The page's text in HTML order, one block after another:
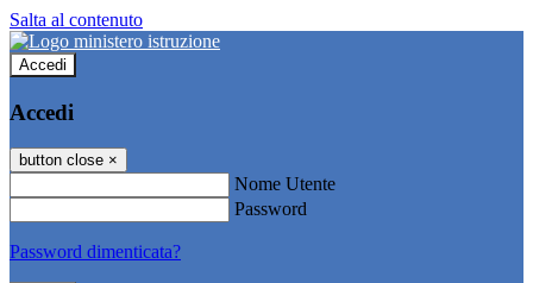
Salta al contenuto
Accedi
Accedi
button close ×
Nome Utente
Password
Password dimenticata?